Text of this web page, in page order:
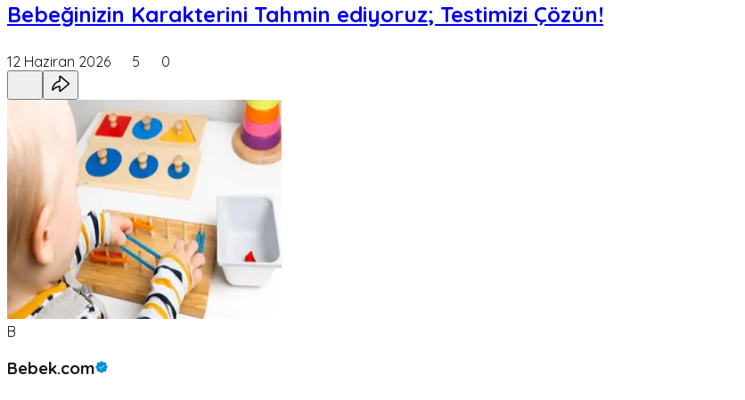
Bebeğinizin Karakterini Tahmin ediyoruz; Testimizi Çözün!
12 Haziran 2026 5 0
B
Bebek.com